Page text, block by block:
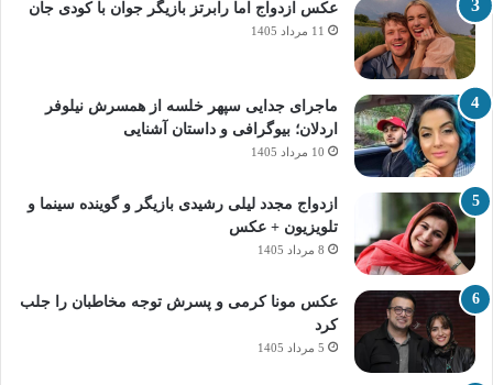
عکس ازدواج اما رابرتز بازیگر جوان با کودی جان
11 مرداد 1405
ماجرای جدایی سپهر خلسه از همسرش نیلوفر
اردلان؛ بیوگرافی و داستان آشنایی
10 مرداد 1405
ازدواج مجدد لیلی رشیدی بازیگر و گوینده سینما و
تلویزیون + عکس
8 مرداد 1405
عکس مونا کرمی و پسرش توجه مخاطبان را جلب
کرد
5 مرداد 1405